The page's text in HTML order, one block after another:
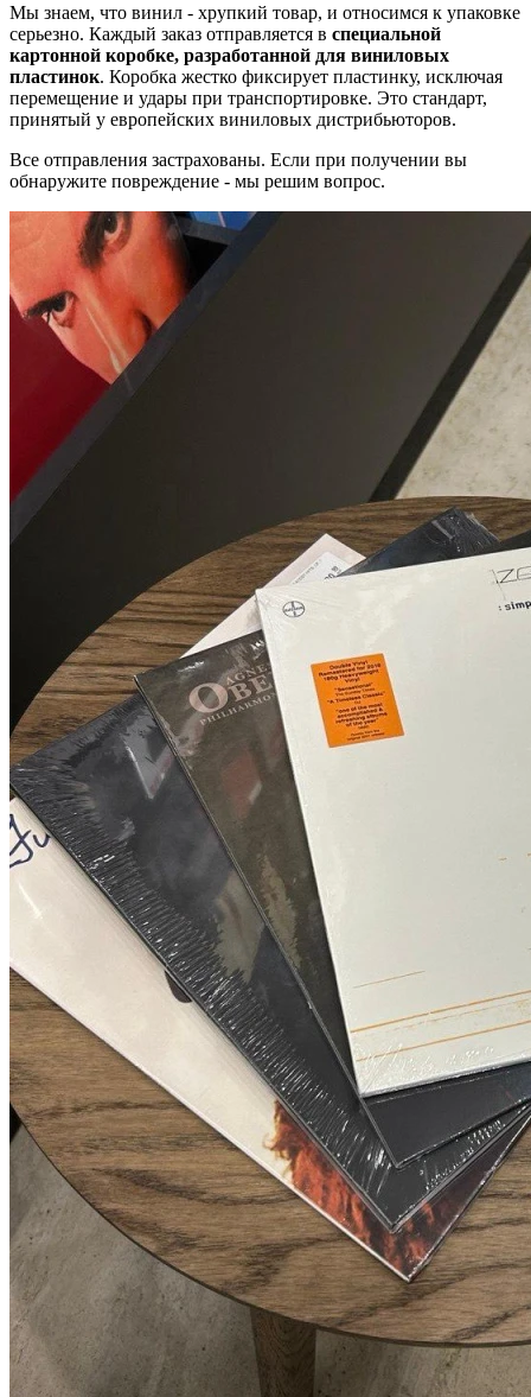
Мы знаем, что винил - хрупкий товар, и относимся к упаковке
серьезно. Каждый заказ отправляется в специальной
картонной коробке, разработанной для виниловых
пластинок. Коробка жестко фиксирует пластинку, исключая
перемещение и удары при транспортировке. Это стандарт,
принятый у европейских виниловых дистрибьюторов.
Все отправления застрахованы. Если при получении вы
обнаружите повреждение - мы решим вопрос.